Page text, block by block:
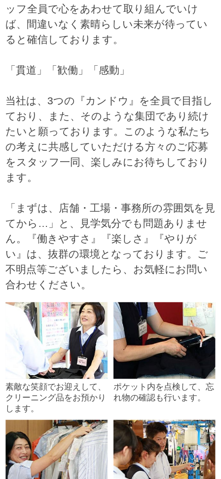
ッフ全員で心をあわせて取り組んでいけ
ば、間違いなく素晴らしい未来が待ってい
ると確信しております。
「貫道」「歓働」「感動」
当社は、3つの『カンドウ』を全員で目指し
ており、また、そのような集団であり続け
たいと願っております。このような私たち
の考えに共感していただける方々のご応募
をスタッフ一同、楽しみにお待ちしており
ます。
「まずは、店舗・工場・事務所の雰囲気を見
てから…」と、見学気分でも問題ありませ
ん。『働きやすさ』『楽しさ』『やりが
い』は、抜群の環境となっております。ご
不明点等ございましたら、お気軽にお問い
合わせください。
素敵な笑顔でお迎えして、
クリーニング品をお預かり
します。
ポケット内を点検して、忘
れ物の確認も行います。